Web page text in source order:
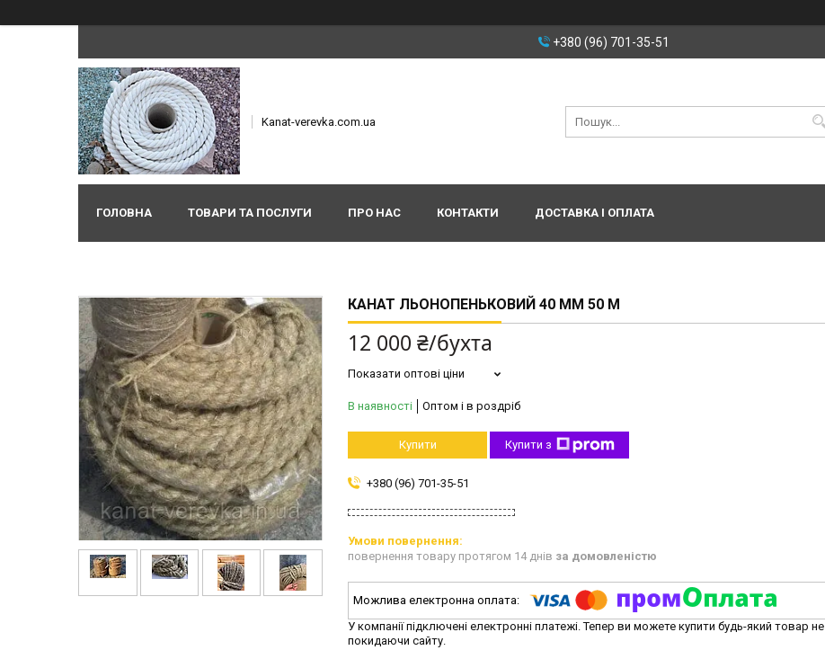
+380 (96) 701-35-51
Kanat-verevka.com.ua
ГОЛОВНА ТОВАРИ ТА ПОСЛУГИ ПРО НАС КОНТАКТИ ДОСТАВКА І ОПЛАТА
КАНАТ ЛЬОНОПЕНЬКОВИЙ 40 ММ 50 М
12 000 ₴/бухта
Показати оптові ціни
В наявності Оптом і в роздріб
Купити Купити з
+380 (96) 701-35-51
повернення товару протягом 14 днів за домовленістю
У компанії підключені електронні платежі. Тепер ви можете купити будь-який товар не
покидаючи сайту.